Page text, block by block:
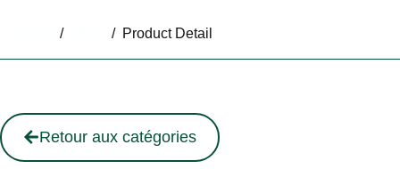
/ / Product Detail
Retour aux catégories